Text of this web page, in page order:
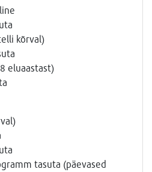
kõrval)
eluaastast)
tasuta (päevased